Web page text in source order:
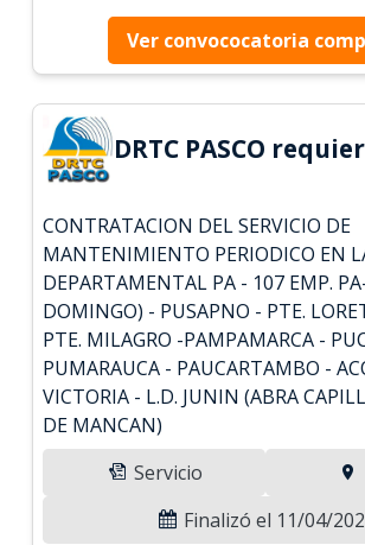
Ver convococatoria
DRTC PASCO
CONTRATACION DEL SERVICIO DE
MANTENIMIENTO PERIODICO EN
DEPARTAMENTAL PA - 107 EMP.
DOMINGO) - PUSAPNO - PTE.
PTE. MILAGRO -PAMPAMARCA -
PUMARAUCA - PAUCARTAMBO -
VICTORIA - L.D. JUNIN (ABRA
DE MANCAN)
Servicio
Finalizó el 11/04/